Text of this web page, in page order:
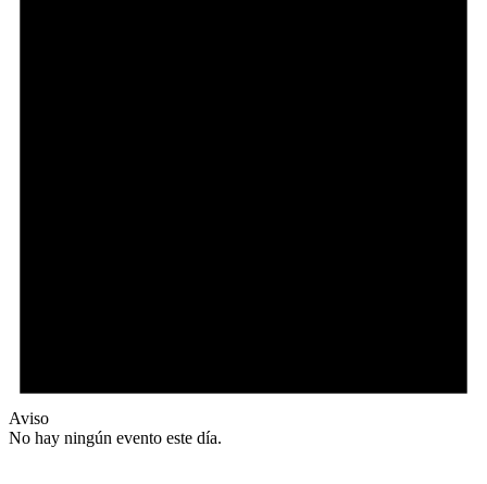
Aviso
No hay ningún evento este día.